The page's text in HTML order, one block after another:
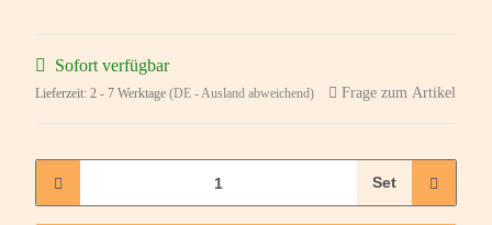
Sofort verfügbar
Lieferzeit: 2 - 7 Werktage (DE - Ausland abweichend) Frage zum Artikel
Set